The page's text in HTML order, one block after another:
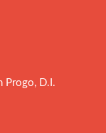
Progo, D.I.